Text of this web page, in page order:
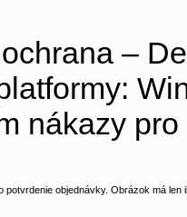
–
nákazy
objednávky. Obrázok má len